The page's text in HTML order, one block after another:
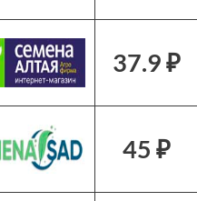
37.9 ₽
45 ₽